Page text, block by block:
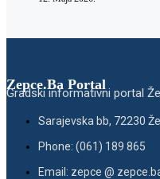
Zepce.Ba Portal
Gradski informativni portal
Sarajevska bb, 72230
Phone: (061) 189 865
Email: zepce @